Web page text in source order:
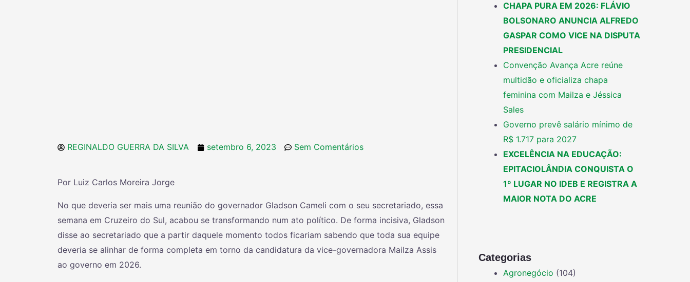
REGINALDO GUERRA DA SILVA setembro 6, 2023 Sem Comentários
Por Luiz Carlos Moreira Jorge
No que deveria ser mais uma reunião do governador Gladson Cameli com o seu secretariado, essa
semana em Cruzeiro do Sul, acabou se transformando num ato político. De forma incisiva, Gladson
disse ao secretariado que a partir daquele momento todos ficariam sabendo que toda sua equipe
deveria se alinhar de forma completa em torno da candidatura da vice-governadora Mailza Assis
ao governo em 2026.
CHAPA PURA EM 2026: FLÁVIO
BOLSONARO ANUNCIA ALFREDO
GASPAR COMO VICE NA DISPUTA
PRESIDENCIAL
Convenção Avança Acre reúne
multidão e oficializa chapa
feminina com Mailza e Jéssica
Sales
Governo prevê salário mínimo de
R$ 1.717 para 2027
EXCELÊNCIA NA EDUCAÇÃO:
EPITACIOLÂNDIA CONQUISTA O
1º LUGAR NO IDEB E REGISTRA A
MAIOR NOTA DO ACRE
Categorias
Agronegócio (104)